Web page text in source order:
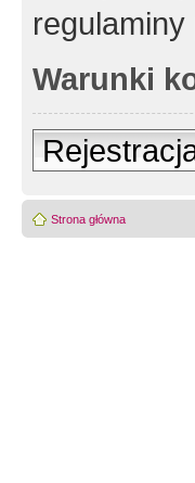
Warunki
Strona główna